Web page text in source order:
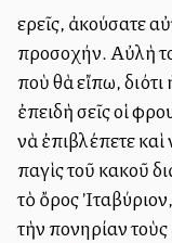
Ἱερεῖς, ἀκούσατε
προσοχήν. Αὐλὴ
ποὺ θὰ εἴπω, διότι
ἐπειδὴ σεῖς οἱ
νὰ ἐπιβλέπετε
παγὶς τοῦ κακοῦ
τὸ ὄρος
τὴν πονηρίαν